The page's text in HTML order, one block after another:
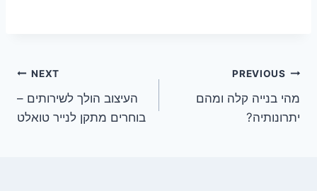
ניווט
PREVIOUS
מהי בנייה קלה ומהם
יתרונותיה?
NEXT
העיצוב הולך לשירותים –
בוחרים מתקן לנייר טואלט